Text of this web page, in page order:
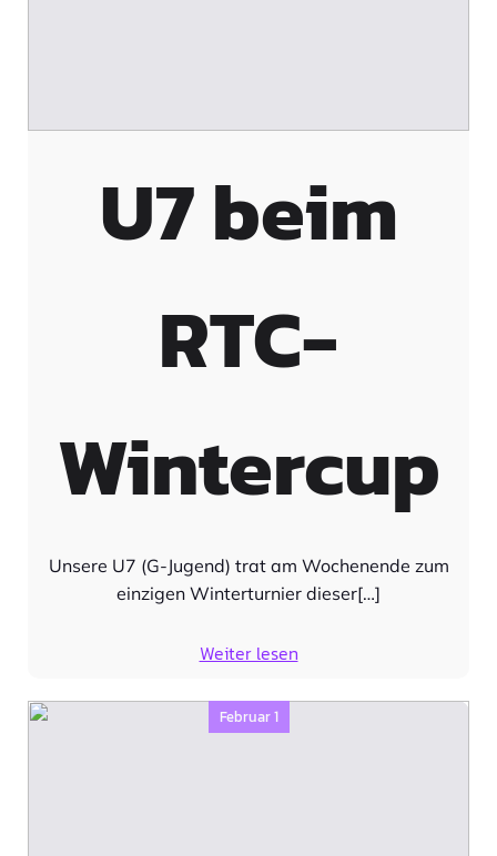
U7 beim
RTC-
Wintercup
Unsere U7 (G-Jugend) trat am Wochenende zum
einzigen Winterturnier dieser[…]
Weiter lesen
Februar 1